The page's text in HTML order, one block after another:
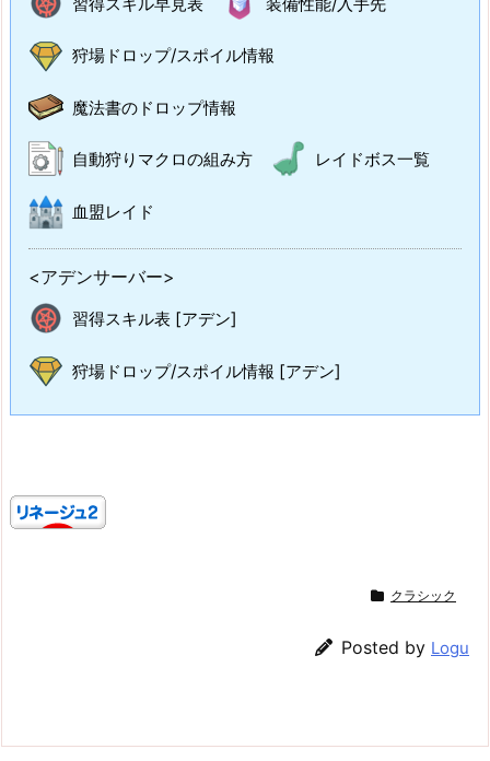
狩場ドロップ/スポイル情報
魔法書のドロップ情報
自動狩りマクロの組み方 レイドボス一覧
血盟レイド
<アデンサーバー>
習得スキル表 [アデン]
狩場ドロップ/スポイル情報 [アデン]
クラシック
Posted by Logu